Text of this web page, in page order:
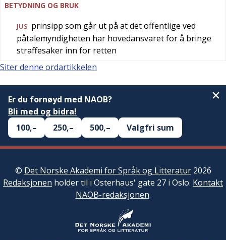
BETYDNING OG BRUK
JUS prinsipp som går ut på at det offentlige ved
påtalemyndigheten har hovedansvaret for å bringe
straffesaker inn for retten
Siter denne ordartikkelen
Er du fornøyd med NAOB?
Bli med og bidra!
100,–
250,– 500,– Valgfri sum
© Det Norske Akademi for Språk og Litteratur2026
Redaksjonen holder til i Osterhaus' gate 27 i Oslo. Kontakt
NAOB-redaksjonen.